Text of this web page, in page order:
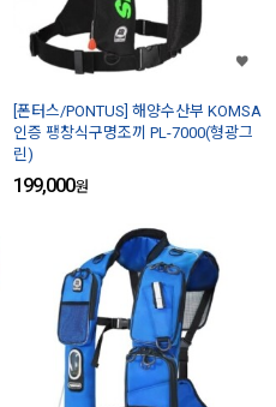
[폰터스/PONTUS] 해양수산부 KOMSA
인증 팽창식구명조끼 PL-7000(형광그
린)
199,000원